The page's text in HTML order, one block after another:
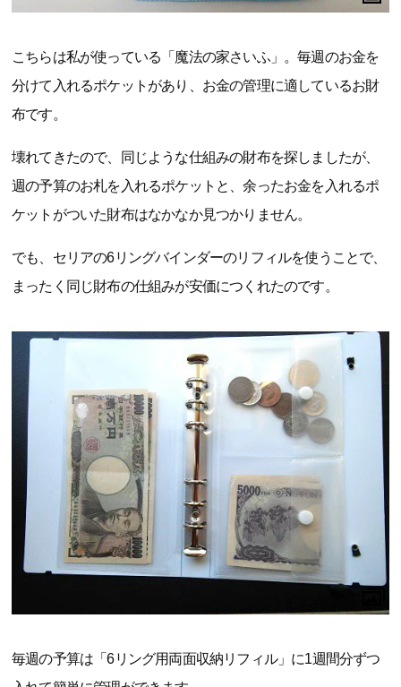
こちらは私が使っている「魔法の家さいふ」。毎週のお金を
分けて入れるポケットがあり、お金の管理に適しているお財
布です。
壊れてきたので、同じような仕組みの財布を探しましたが、
週の予算のお札を入れるポケットと、余ったお金を入れるポ
ケットがついた財布はなかなか見つかりません。
でも、セリアの6リングバインダーのリフィルを使うことで、
まったく同じ財布の仕組みが安価につくれたのです。
毎週の予算は「6リング用両面収納リフィル」に1週間分ずつ